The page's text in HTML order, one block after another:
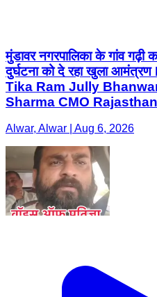
मुंडावर नगरपालिका के गांव गढ़ी
दुर्घटना को दे रहा खुला
Tika Ram Jully
Sharma CMO
Alwar, Alwar | Aug 6, 2026